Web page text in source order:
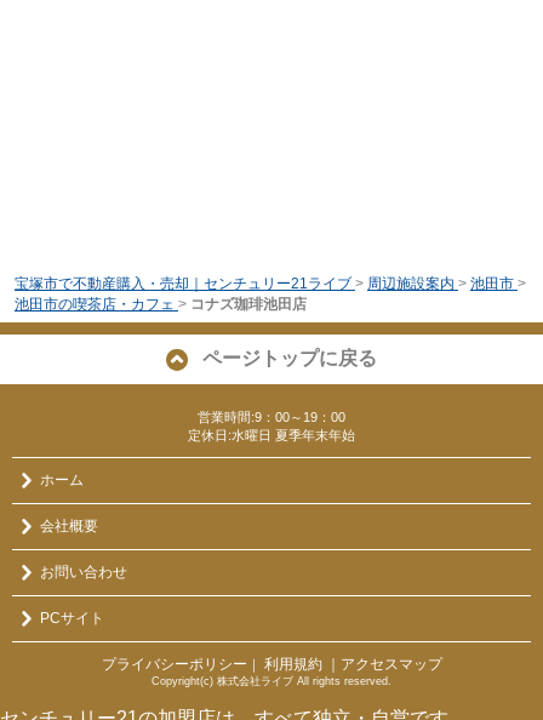
宝塚市で不動産購入・売却｜センチュリー21ライブ > 周辺施設案内 > 池田市 >
池田市の喫茶店・カフェ > コナズ珈琲池田店
ページトップに戻る
営業時間:9：00～19：00
定休日:水曜日 夏季年末年始
ホーム
会社概要
お問い合わせ
PCサイト
プライバシーポリシー ｜ 利用規約 ｜アクセスマップ
Copyright(c) 株式会社ライブ All rights reserved.